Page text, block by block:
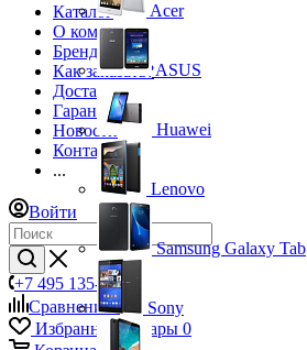
Каталог
О компании
Бренды
Как заказать?
Доставка
Гарантия
Новости
Контакты
...
Войти
+7 495 135-39-43
Сравнение0
Избранные товары 0
Acer
ASUS
Huawei
Lenovo
Samsung Galaxy Tab
Sony